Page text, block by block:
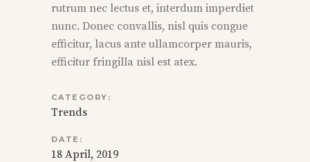
rutrum nec lectus et, interdum imperdiet
nunc. Donec convallis, nisl quis congue
efficitur, lacus ante ullamcorper mauris,
efficitur fringilla nisl est atex.
CATEGORY:
Trends
DATE:
18 April, 2019